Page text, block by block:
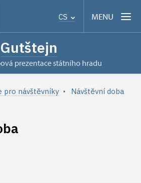
CS MENU
Gutštejn
prezentace státního hradu
pro návštěvníky Návštěvní doba